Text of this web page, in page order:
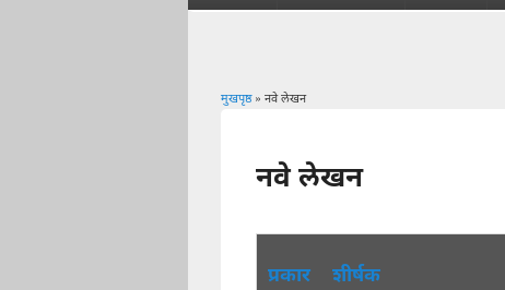
मुखपृष्ठ» नवे लेखन
नवे लेखन
प्रकार शीर्षक